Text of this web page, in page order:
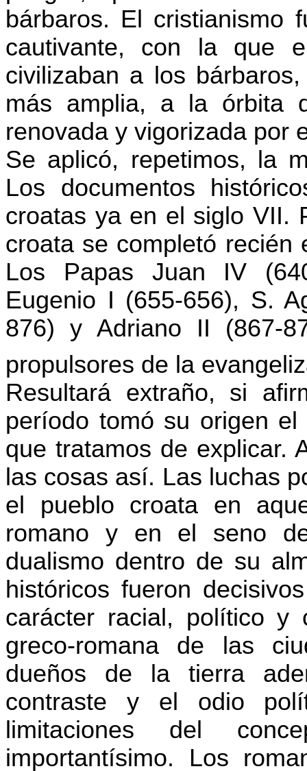
bárbaros. El cristianismo
cautivante, con la que
civilizaban a los
más amplia, a la órbita
renovada y vigorizada por
Se aplicó, repetimos, la
Los documentos
croatas ya en el siglo VII.
croata se completó recién
Los Papas Juan IV
Eugenio I (655-656), S.
876) y Adriano II (867-
propulsores de la
Resultará extraño, si
período tomó su origen
que tratamos de explicar.
las cosas así. Las luchas
el pueblo croata en
romano y en el seno
dualismo dentro de su
históricos fueron
carácter racial, político y
greco-romana de las
dueños de la tierra
contraste y el odio
limitaciones del
importantísimo. Los